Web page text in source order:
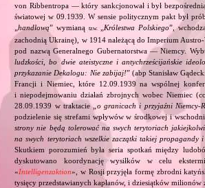
von Ribbentropa — który sankcjonował i był
światowej w 09.1939. W sensie politycznym pakt był
„handlową” wymianą tzw. Królestwa Polskiego”,
zachodnią Ukrainę), w 1914 należącą do Imperium
pod nazwą Generalnego Gubernatorstwa — Niemcy.
ludzkości, bo dwie ateistyczne i antychrześcijańskie
przykazanie Dekalogu: Nie zabijaj!” (abp Stanisław
Francji i Niemiec, które 12.09.1939 na wspólnej
i niepodejmowaniu działań zbrojnych wobec Niemiec
28.09.1939 w traktacie „ o granicach i przyjaźni
podzielenie się strefami wpływów w środkowej i
strony nie będą tolerować na swych terytoriach
na swych terytoriach wszelkie zaczątki takiej
Skutkiem porozumień była seria spotkań między
dyskutowano koordynację wysiłków w celu
«Intelligenzaktion», w Rosji przyjęła formę zbrodni
tysięcy przedstawianych kapłanów, i dziesiątków